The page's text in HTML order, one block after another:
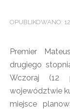
OPUBLIKOWANO:
Premier
drugiego
Wczoraj (12
województwie
miejsce